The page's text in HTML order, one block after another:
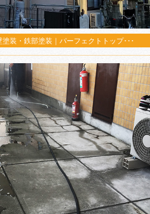
装・鉄部塗装｜パーフェクトトップ･･･